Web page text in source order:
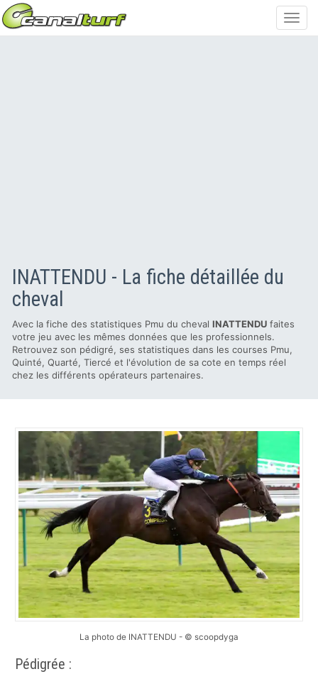
INATTENDU - La fiche détaillée du
cheval
Avec la fiche des statistiques Pmu du cheval INATTENDU faites
votre jeu avec les mêmes données que les professionnels.
Retrouvez son pédigré, ses statistiques dans les courses Pmu,
Quinté, Quarté, Tiercé et l'évolution de sa cote en temps réel
chez les différents opérateurs partenaires.
La photo de INATTENDU - © scoopdyga
Pédigrée :